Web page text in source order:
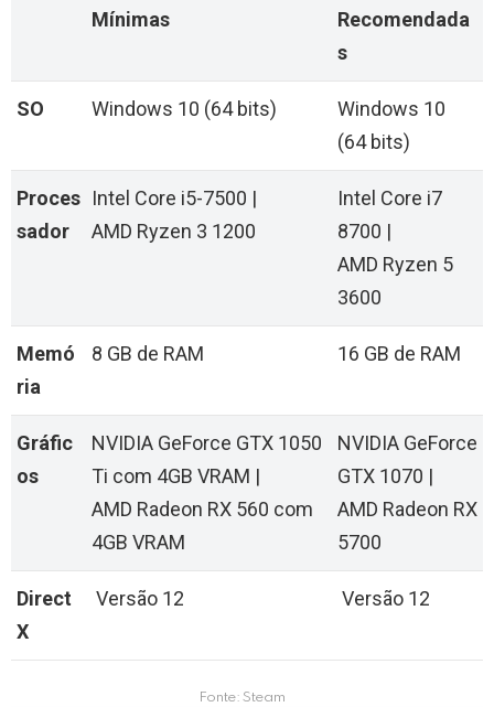
Mínimas
Recomendada
s
SO Windows 10 (64 bits)
Windows 10
(64 bits)
Proces
sador
Intel Core i5-7500 |
AMD Ryzen 3 1200
Intel Core i7
8700 |
AMD Ryzen 5
3600
Memó
ria
8 GB de RAM 16 GB de RAM
Gráfic
os
NVIDIA GeForce GTX 1050
Ti com 4GB VRAM |
AMD Radeon RX 560 com
4GB VRAM
NVIDIA GeForce
GTX 1070 |
AMD Radeon RX
5700
Direct
X
Versão 12 Versão 12
Fonte: Steam